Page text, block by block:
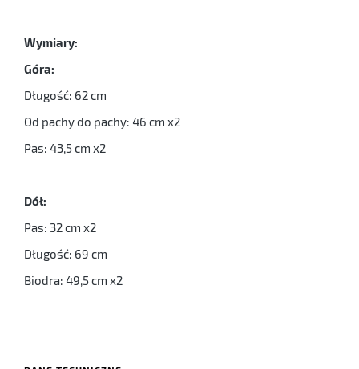
Wymiary:
Góra:
Długość: 62 cm
Od pachy do pachy: 46 cm x2
Pas: 43,5 cm x2
Dół:
Pas: 32 cm x2
Długość: 69 cm
Biodra: 49,5 cm x2